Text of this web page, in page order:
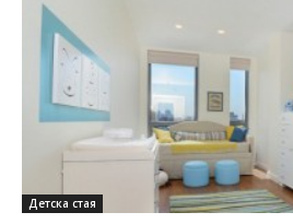
Детска стая